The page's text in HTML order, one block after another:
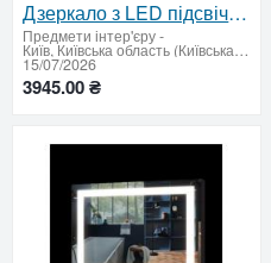
Дзеркало з LED підсвічуванням і сенсорним вимикачем 600 х 800 мм
Предмети інтер'єру-
Київ, Київська область (Київська область - продати купити)
15/07/2026
3945.00 ₴